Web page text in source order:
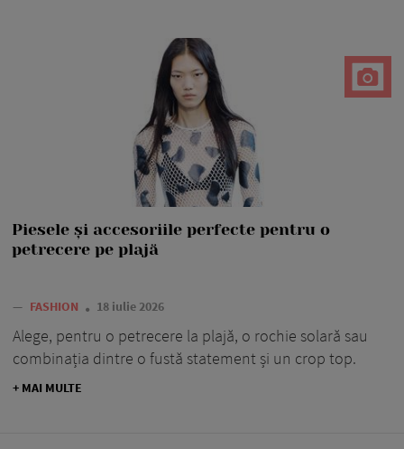
Piesele și accesoriile perfecte pentru o
petrecere pe plajă
— FASHION 18 iulie 2026
Alege, pentru o petrecere la plajă, o rochie solară sau
combinația dintre o fustă statement și un crop top.
+ MAI MULTE